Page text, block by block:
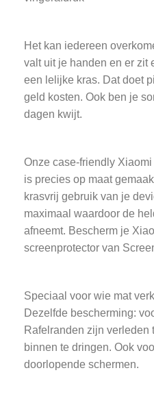
Het kan iedereen
valt uit je handen en er zit
een lelijke kras. Dat doet
geld kosten. Ook ben je
dagen kwijt.
Onze case-friendly
is precies op maat
krasvrij gebruik van je
maximaal waardoor de
afneemt. Bescherm je
screenprotector van
Speciaal voor wie mat
Dezelfde bescherming:
Rafelranden zijn verleden
binnen te dringen. Ook
doorlopende schermen.